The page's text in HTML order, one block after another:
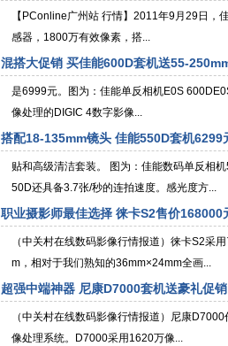
【PConline广州站 行情】2011年9月29日，
感器，1800万有效像素，搭...
混搭大促销 买佳能600D套机送55-
是6999元。图为：佳能单反相机E0S
像处理的DIGIC 4数字影像...
搭配18-135mm镜头 佳能550D套机6299
贴和高级清洁套装。 图为：佳能数码单反相
50D还具备3.7张/秒的连拍速度。感光度方...
职业摄影师最佳选择 徕卡S2售价168000
（中关村在线数码影像行情报道）徕卡S2采
m，相对于我们熟知的36mm×24mm全画...
超强中端神器 尼康D7000套机送豪礼促销
（中关村在线数码影像行情报道）尼康
像处理系统。D7000采用1620万像...